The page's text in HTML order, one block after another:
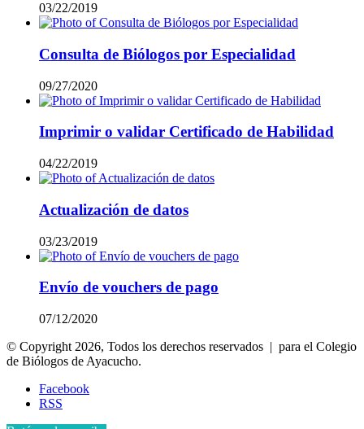
03/22/2019
Consulta de Biólogos por Especialidad
09/27/2020
Imprimir o validar Certificado de Habilidad
04/22/2019
Actualización de datos
03/23/2019
Envío de vouchers de pago
07/12/2020
© Copyright 2026, Todos los derechos reservados | para el Colegio
de Biólogos de Ayacucho.
Facebook
RSS